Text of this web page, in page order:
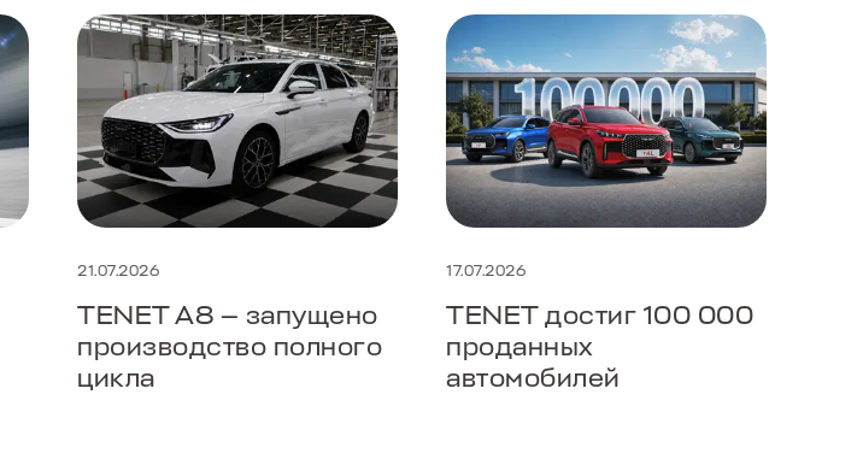
21.07.2026
TENET A8 — запущено
производство полного
цикла
17.07.2026
TENET достиг 100 000
проданных
автомобилей